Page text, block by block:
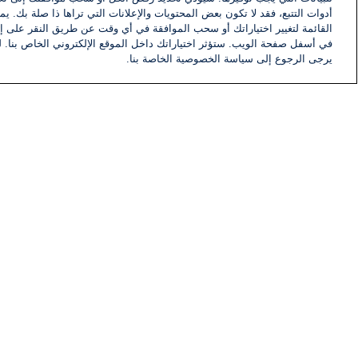
وبقرار من كاتس، سيتم إطلاق اسم
التاريخي والشجاع بالاعتراف
أدوات التتبع، فقد لا تكون بعض المحتويات والإعلانات التي تراها ذا صلة
القائمة لتغيير اختياراتك أو سحب الموافقة في أي وقت عن طريق النقر على
في أسفل صفحة الويب. ستؤثر اختياراتك داخل الموقع الإلكتروني الخاص بنا.
يرجى الرجوع إلى سياسة الخصوصية الخاصة بنا.